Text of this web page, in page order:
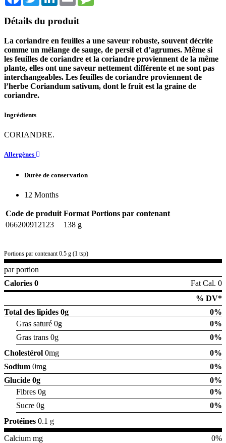
Détails du produit
La coriandre en feuilles a une saveur robuste, souvent décrite
comme un mélange de sauge, de persil et d’agrumes. Même si
les feuilles de coriandre et la coriandre proviennent de la même
plante, elles ont une saveur nettement différente et ne sont pas
interchangeables. Les feuilles de coriandre proviennent de
l’herbe Coriandum sativum, dont le fruit est la graine de
coriandre.
Ingrédients
CORIANDRE.
Allergènes
Durée de conservation
12 Months
Code de produit Format Portions par contenant
066200912123
138 g
Portions par contenant 0.5 g (1 tsp)
par portion
Calories 0
Fat Cal. 0
% DV*
Total des lipides 0g
0%
Gras saturé 0g
0%
Gras trans 0g
0%
Cholestérol 0mg
0%
Sodium 0mg
0%
Glucide 0g
0%
Fibres 0g
0%
Sucre 0g
0%
Protéines 0.1 g
Calcium mg
0%